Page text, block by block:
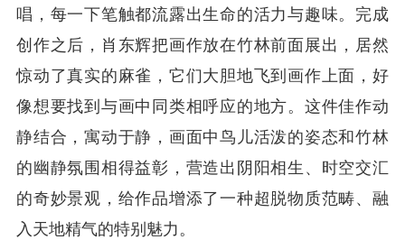
唱，每一下笔触都流露出生命的活力与趣味。完成
创作之后，肖东辉把画作放在竹林前面展出，居然
惊动了真实的麻雀，它们大胆地飞到画作上面，好
像想要找到与画中同类相呼应的地方。这件佳作动
静结合，寓动于静，画面中鸟儿活泼的姿态和竹林
的幽静氛围相得益彰，营造出阴阳相生、时空交汇
的奇妙景观，给作品增添了一种超脱物质范畴、融
入天地精气的特别魅力。